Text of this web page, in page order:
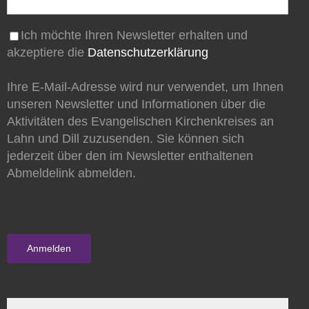
Ich möchte Ihren Newsletter erhalten und
akzeptiere die Datenschutzerklärung
Ihre E-Mail-Adresse wird nur verwendet, um Ihnen
unseren Newsletter und Informationen über die
Aktivitäten des Evangelischen Kirchenkreises an
Lahn und Dill zuzusenden. Sie können sich
jederzeit über den im Newsletter enthaltenen
Abmeldelink abmelden.